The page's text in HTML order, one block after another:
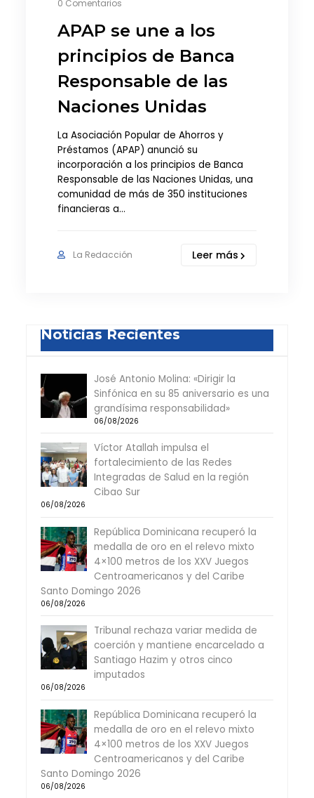
0 Comentarios
APAP se une a los
principios de Banca
Responsable de las
Naciones Unidas
La Asociación Popular de Ahorros y
Préstamos (APAP) anunció su
incorporación a los principios de Banca
Responsable de las Naciones Unidas, una
comunidad de más de 350 instituciones
financieras a…
La Redacción Leer más
Noticias Recientes
José Antonio Molina: «Dirigir la
Sinfónica en su 85 aniversario es una
grandísima responsabilidad»
06/08/2026
Víctor Atallah impulsa el
fortalecimiento de las Redes
Integradas de Salud en la región
Cibao Sur
06/08/2026
República Dominicana recuperó la
medalla de oro en el relevo mixto
4×100 metros de los XXV Juegos
Centroamericanos y del Caribe
Santo Domingo 2026
06/08/2026
Tribunal rechaza variar medida de
coerción y mantiene encarcelado a
Santiago Hazim y otros cinco
imputados
06/08/2026
República Dominicana recuperó la
medalla de oro en el relevo mixto
4×100 metros de los XXV Juegos
Centroamericanos y del Caribe
Santo Domingo 2026
06/08/2026